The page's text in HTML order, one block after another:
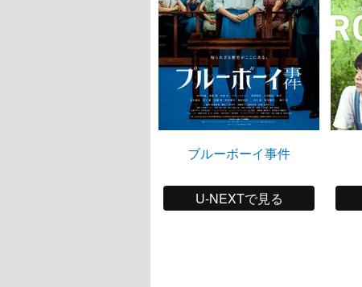
ブルーボーイ事件
U-NEXTで見る